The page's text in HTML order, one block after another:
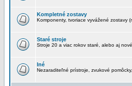
Kompletné zostavy
Komponenty, tvoriace vyvážené zostavy
Staré stroje
Stroje 20 a viac rokov staré, alebo aj nové
Iné
Nezaraditeľné prístroje, zvukové